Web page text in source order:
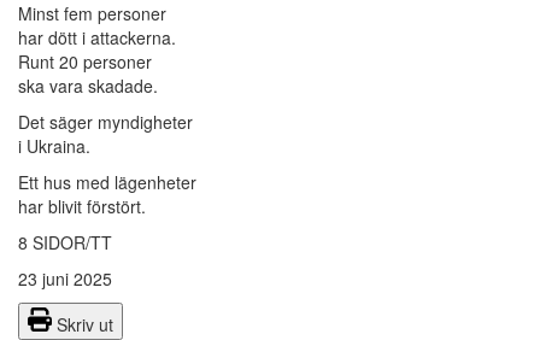
Minst fem personer
har dött i attackerna.
Runt 20 personer
ska vara skadade.
Det säger myndigheter
i Ukraina.
Ett hus med lägenheter
har blivit förstört.
8 SIDOR/TT
23 juni 2025
Skriv ut